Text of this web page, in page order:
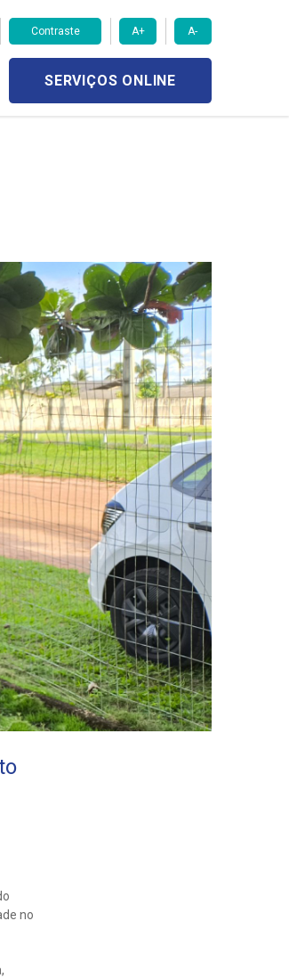
Contraste A+ A-
SERVIÇOS ONLINE
no